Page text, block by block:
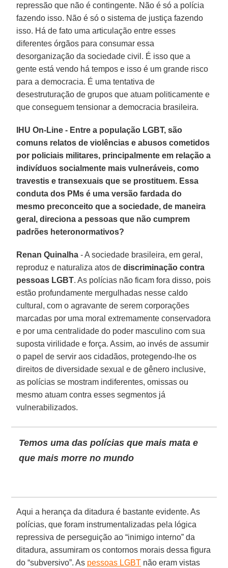
repressão que não é contingente. Não é só a polícia
fazendo isso. Não é só o sistema de justiça fazendo
isso. Há de fato uma articulação entre esses
diferentes órgãos para consumar essa
desorganização da sociedade civil. É isso que a
gente está vendo há tempos e isso é um grande risco
para a democracia. É uma tentativa de
desestruturação de grupos que atuam politicamente e
que conseguem tensionar a democracia brasileira.
IHU On-Line - Entre a população LGBT, são
comuns relatos de violências e abusos cometidos
por policiais militares, principalmente em relação a
indivíduos socialmente mais vulneráveis, como
travestis e transexuais que se prostituem. Essa
conduta dos PMs é uma versão fardada do
mesmo preconceito que a sociedade, de maneira
geral, direciona a pessoas que não cumprem
padrões heteronormativos?
Renan Quinalha - A sociedade brasileira, em geral,
reproduz e naturaliza atos dediscriminação contra
pessoas LGBT. As polícias não ficam fora disso, pois
estão profundamente mergulhadas nesse caldo
cultural, com o agravante de serem corporações
marcadas por uma moral extremamente conservadora
e por uma centralidade do poder masculino com sua
suposta virilidade e força. Assim, ao invés de assumir
o papel de servir aos cidadãos, protegendo-lhe os
direitos de diversidade sexual e de gênero inclusive,
as polícias se mostram indiferentes, omissas ou
mesmo atuam contra esses segmentos já
vulnerabilizados.
Temos uma das polícias que mais mata e
que mais morre no mundo
Aqui a herança da ditadura é bastante evidente. As
polícias, que foram instrumentalizadas pela lógica
repressiva de perseguição ao “inimigo interno” da
ditadura, assumiram os contornos morais dessa figura
do “subversivo”. As pessoas LGBT não eram vistas